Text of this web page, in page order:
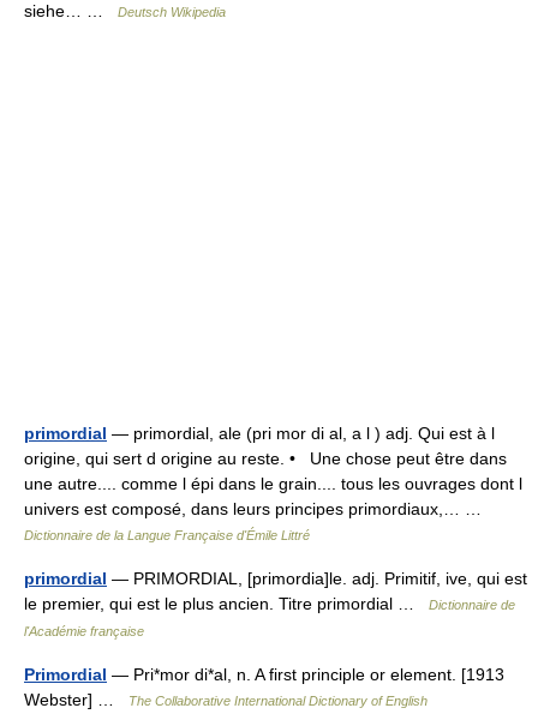
siehe… …
Deutsch Wikipedia
primordial — primordial, ale (pri mor di al, a l ) adj. Qui est à l
origine, qui sert d origine au reste. • Une chose peut être dans
une autre.... comme l épi dans le grain.... tous les ouvrages dont l
univers est composé, dans leurs principes primordiaux,… …
Dictionnaire de la Langue Française d'Émile Littré
primordial — PRIMORDIAL, [primordia]le. adj. Primitif, ive, qui est
le premier, qui est le plus ancien. Titre primordial …
Dictionnaire de
l'Académie française
Primordial — Pri*mor di*al, n. A first principle or element. [1913
Webster] …
The Collaborative International Dictionary of English